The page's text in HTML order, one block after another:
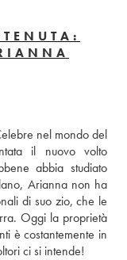
nel mondo del
il nuovo volto
abbia studiato
Arianna non ha
di suo zio, che le
Oggi la proprietà
è costantemente in
ci si intende!